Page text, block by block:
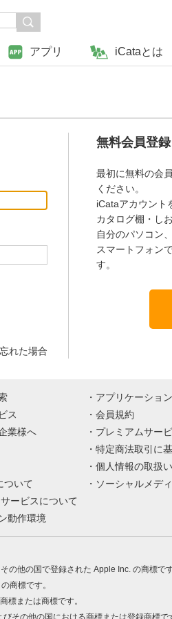
アプリ iCataとは
れた場合
無料会員登録
最初に無料の会
ください。
iCataアカウント
カタログ棚・し
自分のパソコン
スマートフォン
す。
ス
業様へ
ついて
ービスについて
動作環境
アプリケーショ
会員規約
プレミアムサー
特定商法取引に
個人情報の取扱
ソーシャルメデ
他の国で登録された Apple Inc. の商標で
商標です。
標または商標です。
その他の国における商標または登録商標で